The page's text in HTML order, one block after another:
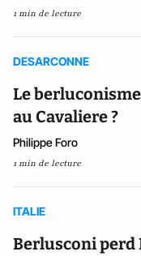
1 min de lecture
DESARCONNE
Le
au Cavaliere ?
Philippe Foro
1 min de lecture
ITALIE
Berlusconi perd